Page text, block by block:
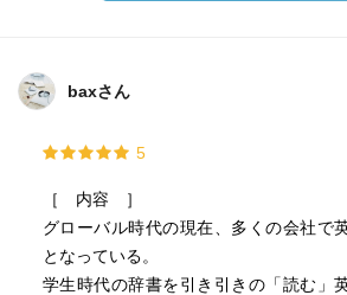
baxさん
5
［ 内容 ］
グローバル時代の現在、多くの会社で
となっている。
学生時代の辞書を引き引きの「読む」